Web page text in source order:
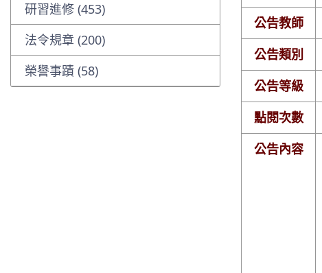
研習進修 (453)
法令規章 (200)
榮譽事蹟 (58)
公告教師
公告類別
公告等級
點閱次數
公告內容